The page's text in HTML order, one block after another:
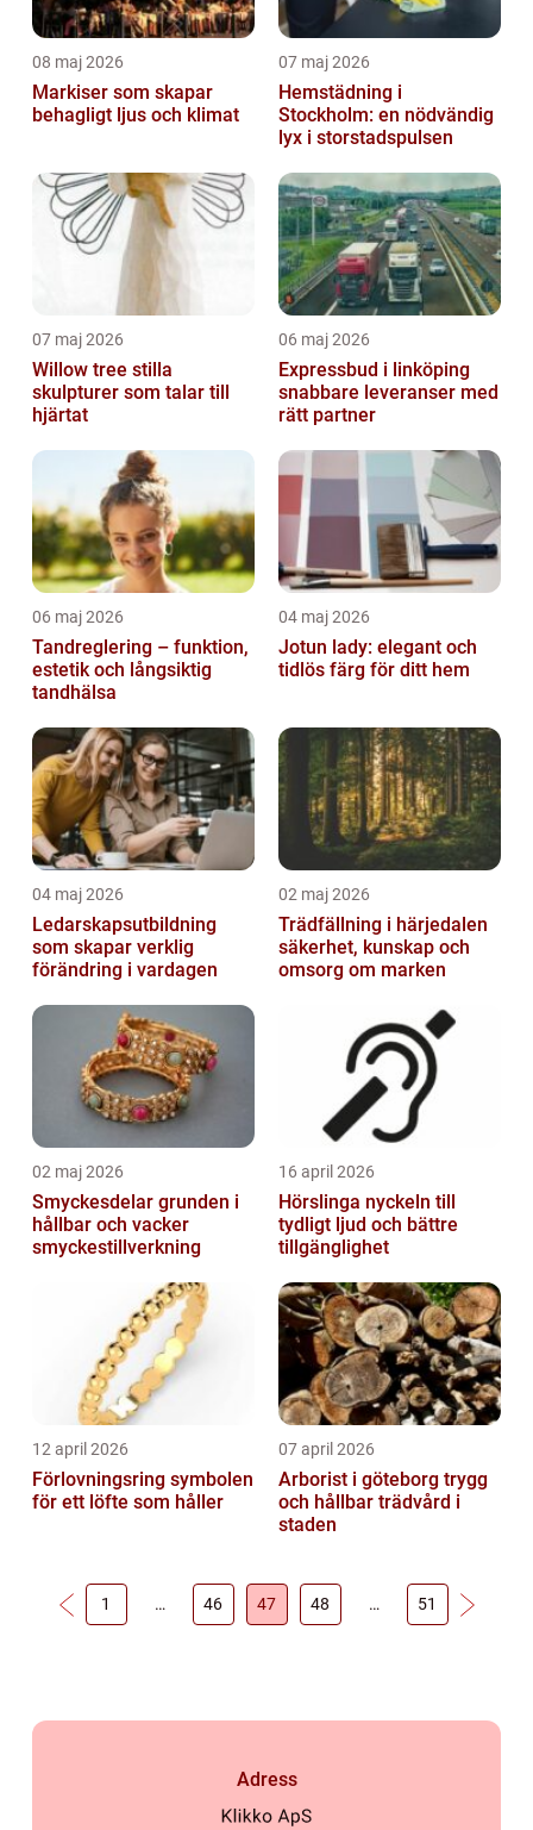
08 maj 2026
Markiser som skapar
behagligt ljus och klimat
07 maj 2026
Hemstädning i
Stockholm: en nödvändig
lyx i storstadspulsen
07 maj 2026
Willow tree stilla
skulpturer som talar till
hjärtat
06 maj 2026
Expressbud i linköping
snabbare leveranser med
rätt partner
06 maj 2026
Tandreglering – funktion,
estetik och långsiktig
tandhälsa
04 maj 2026
Jotun lady: elegant och
tidlös färg för ditt hem
04 maj 2026
Ledarskapsutbildning
som skapar verklig
förändring i vardagen
02 maj 2026
Trädfällning i härjedalen
säkerhet, kunskap och
omsorg om marken
02 maj 2026
Smyckesdelar grunden i
hållbar och vacker
smyckestillverkning
16 april 2026
Hörslinga nyckeln till
tydligt ljud och bättre
tillgänglighet
12 april 2026
Förlovningsring symbolen
för ett löfte som håller
07 april 2026
Arborist i göteborg trygg
och hållbar trädvård i
staden
1 … 46 47 48 … 51
Adress